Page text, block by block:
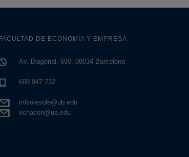
FACULTAD DE ECONOMÍA Y EMPRESA
Av. Diagonal, 690, 08034 Barcelona
608 947 732
mlsolesole@ub.edu
echacon@ub.edu